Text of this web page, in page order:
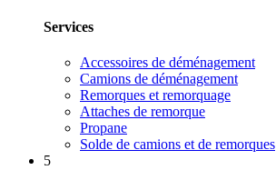
Services
Accessoires de déménagement
Camions de déménagement
Remorques et remorquage
Attaches de remorque
Propane
Solde de camions et de remorques
5